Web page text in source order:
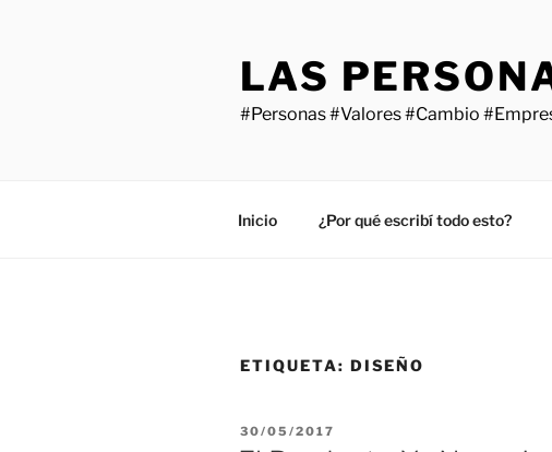
LAS
#Personas #Valores #Cambio
Inicio ¿Por qué escribí todo esto?
ETIQUETA: DISEÑO
PUBLICADO
EL
30/05/2017